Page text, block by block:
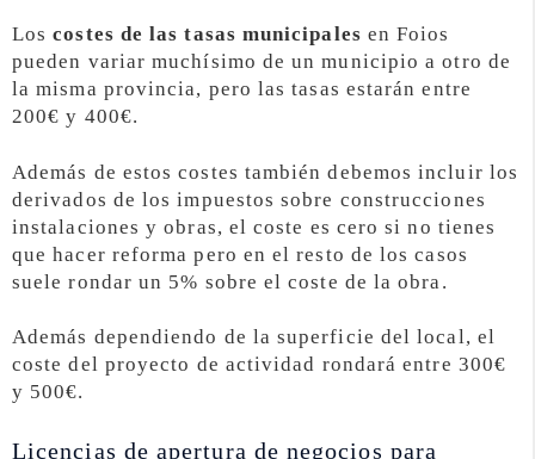
Loscostes de las tasas municipales en Foios
pueden variar muchísimo de un municipio a otro de
la misma provincia, pero las tasas estarán entre
200€ y 400€.
Además de estos costes también debemos incluir los
derivados de los impuestos sobre construcciones
instalaciones y obras, el coste es cero si no tienes
que hacer reforma pero en el resto de los casos
suele rondar un 5% sobre el coste de la obra.
Además dependiendo de la superficie del local, el
coste del proyecto de actividad rondará entre 300€
y 500€.
Licencias de apertura de negocios para